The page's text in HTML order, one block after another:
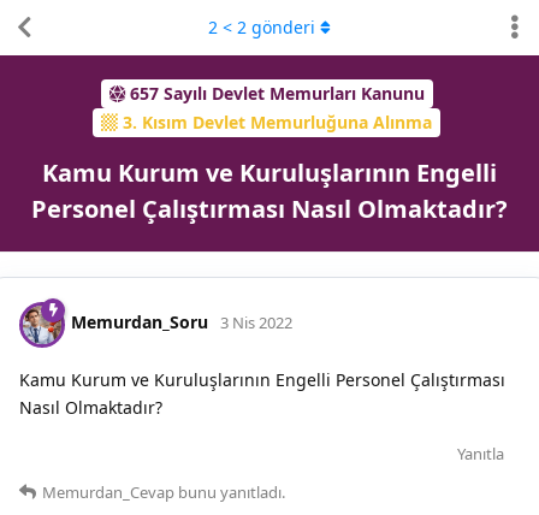
657 Sayılı Devlet Memurları Kanunu
3. Kısım Devlet Memurluğuna Alınma
Kamu Kurum ve Kuruluşlarının Engelli
Personel Çalıştırması Nasıl Olmaktadır?
2 < 2 gönderi
Memurdan_Soru 3 Nis 2022
Kamu Kurum ve Kuruluşlarının Engelli Personel Çalıştırması
Nasıl Olmaktadır?
Yanıtla
Memurdan_Cevap bunu yanıtladı.